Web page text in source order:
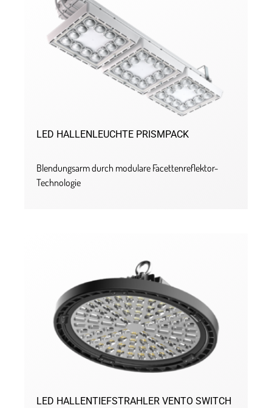
LED HALLENLEUCHTE PRISMPACK
Blendungsarm durch modulare Facettenreflektor-
Technologie
LED HALLENTIEFSTRAHLER VENTO SWITCH